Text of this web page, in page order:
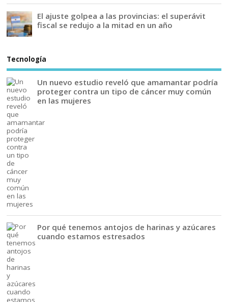
El ajuste golpea a las provincias: el superávit
fiscal se redujo a la mitad en un año
Tecnología
Un nuevo estudio reveló que amamantar podría
proteger contra un tipo de cáncer muy común
en las mujeres
Por qué tenemos antojos de harinas y azúcares
cuando estamos estresados